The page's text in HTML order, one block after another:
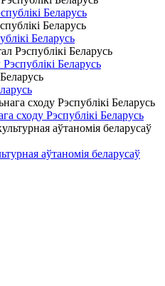
Беларусь
Беларусь
Беларусь
сходу Рэспублікі Беларусь
аўтаномія беларусаў